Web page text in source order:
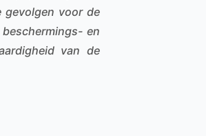
gevolgen voor de
en
van de